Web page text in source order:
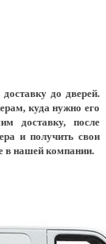
до дверей.
куда нужно его
доставку, после
и получить свои
в нашей компании.